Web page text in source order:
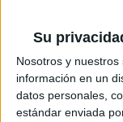
Su
Nosotros y nuestros
información en un
datos personales,
estándar enviada
Rallyes
WRC
S-CER
ERC
CERA